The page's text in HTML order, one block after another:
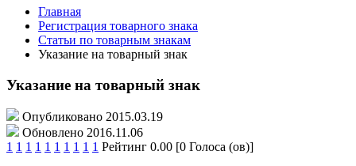
Главная
Регистрация товарного знака
Статьи по товарным знакам
Указание на товарный знак
Указание на товарный знак
Опубликовано 2015.03.19
Обновлено 2016.11.06
1 1 1 1 1 1 1 1 1 1 Рейтинг 0.00 [0 Голоса (ов)]